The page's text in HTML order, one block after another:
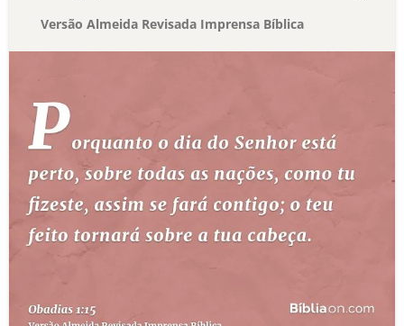
Versão Almeida Revisada Imprensa Bíblica